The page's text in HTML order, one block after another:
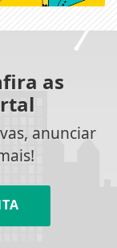
as
anunciar